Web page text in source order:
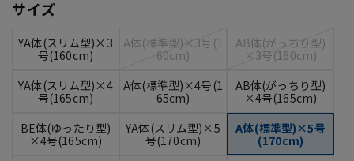
サイズ
YA体(スリム型)×3
号(160cm)
A体(標準型)×3号(1
60cm)
AB体(がっちり型)
×3号(160cm)
YA体(スリム型)×4
号(165cm)
A体(標準型)×4号(1
65cm)
AB体(がっちり型)
×4号(165cm)
BE体(ゆったり型)
×4号(165cm)
YA体(スリム型)×5
号(170cm)
A体(標準型)×5号
(170cm)